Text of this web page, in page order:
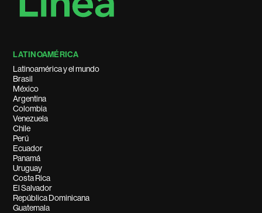
LATINOAMÉRICA
Latinoamérica y el mundo
Brasil
México
Argentina
Colombia
Venezuela
Chile
Perú
Ecuador
Panamá
Uruguay
Costa Rica
El Salvador
República Dominicana
Guatemala